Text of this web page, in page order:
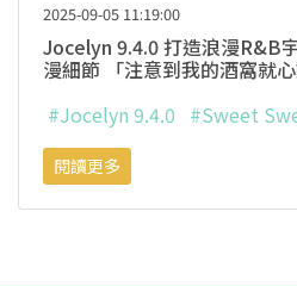
2025-09-05 11:19:00
Jocelyn 9.4.0 打造浪漫R&B
漫細節 「注意到我的酒窩就心
#Jocelyn 9.4.0 #Sweet
閱讀更多